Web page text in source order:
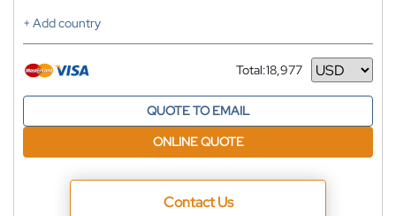
+ Add country
Total:18,977
Currency
QUOTE TO EMAIL
ONLINE QUOTE
Contact Us